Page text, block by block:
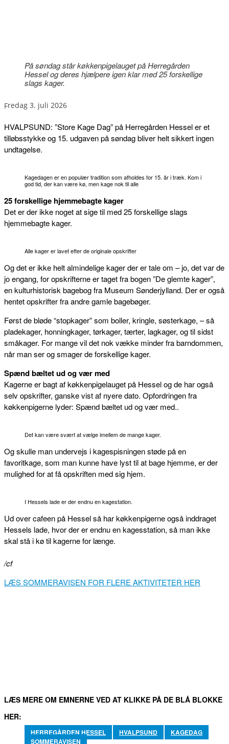
På søndag står køkkenpigelauget på Herregården
Hessel og deres hjælpere igen klar med 25 forskellige
slags kager.
fredag 3. juli 2026
HVALPSUND: ”Store Kage Dag” på Herregården Hessel er et
tilløbsstykke og 15. udgaven på søndag bliver helt sikkert ingen
undtagelse.
Kagedagen er en populær tradition som afholdes for 15. år i træk. Kom i
god tid, der kan være kø, men kage nok til alle
25 forskellige hjemmebagte kager
Det er der ikke noget at sige til med 25 forskellige slags
hjemmebagte kager.
Alle kager er lavet efter de originale opskrifter
Og det er ikke helt almindelige kager der er tale om – jo, det var de
jo engang, for opskrifterne er taget fra bogen ”De glemte kager”,
en kulturhistorisk bagebog fra Museum Sønderjylland. Der er også
hentet opskrifter fra andre gamle bagebøger.
Først de bløde “stopkager” som boller, kringle, søsterkage, – så
pladekager, honningkager, tørkager, tærter, lagkager, og til sidst
småkager. For mange vil det nok vække minder fra barndommen,
når man ser og smager de forskellige kager.
Spænd bæltet ud og vær med
Kagerne er bagt af køkkenpigelauget på Hessel og de har også
selv opskrifter, ganske vist af nyere dato. Opfordringen fra
køkkenpigerne lyder: Spænd bæltet ud og vær med..
Det kan være svært at vælge imellem de mange kager.
Og skulle man undervejs i kagespisningen støde på en
favoritkage, som man kunne have lyst til at bage hjemme, er der
mulighed for at få opskriften med sig hjem.
I Hessels lade er der endnu en kagestation.
Ud over cafeen på Hessel så har køkkenpigerne også inddraget
Hessels lade, hvor der er endnu en kagesstation, så man ikke
skal stå i kø til kagerne for længe.
/cf
LÆS SOMMERAVISEN FOR FLERE AKTIVITETER HER
LÆS MERE OM EMNERNE VED AT KLIKKE PÅ DE BLÅ BLOKKE
HER:
HERREGÅRDEN HESSEL HVALPSUND
KAGEDAG
SOMMERAVISEN